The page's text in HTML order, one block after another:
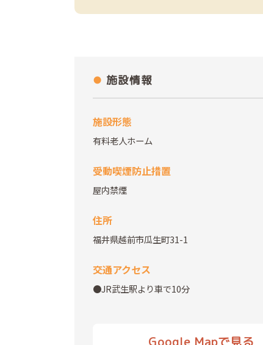
施設情報
施設形態
有料老人ホーム
受動喫煙防止措置
屋内禁煙
住所
福井県越前市瓜生町31-1
交通アクセス
●JR武生駅より車で10分
Google Mapで見る